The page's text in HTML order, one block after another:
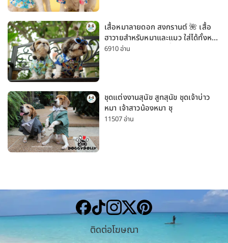
เสื้อหมาลายดอก สงกรานต์ 🌺 เสื้อ
ฮาวายสำหรับหมาและแมว ใส่ได้ทั้งหมา
เล็กและหมาใหญ่ ใส่เที่ยวทะเลน่ารัก
6910 อ่าน
ชุดแต่งงานสุนัข สูทสุนัข ชุดเจ้าบ่าว
หมา เจ้าสาวน้องหมา ชุ
11507 อ่าน
ติดต่อโฆษณา